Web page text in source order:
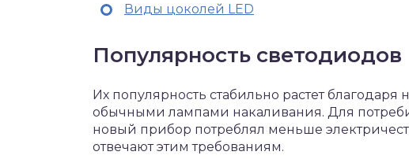
Виды цоколей LED
Популярность светодиодов
Их популярность стабильно растет
обычными лампами накаливания. Для
новый прибор потреблял меньше
отвечают этим требованиям.